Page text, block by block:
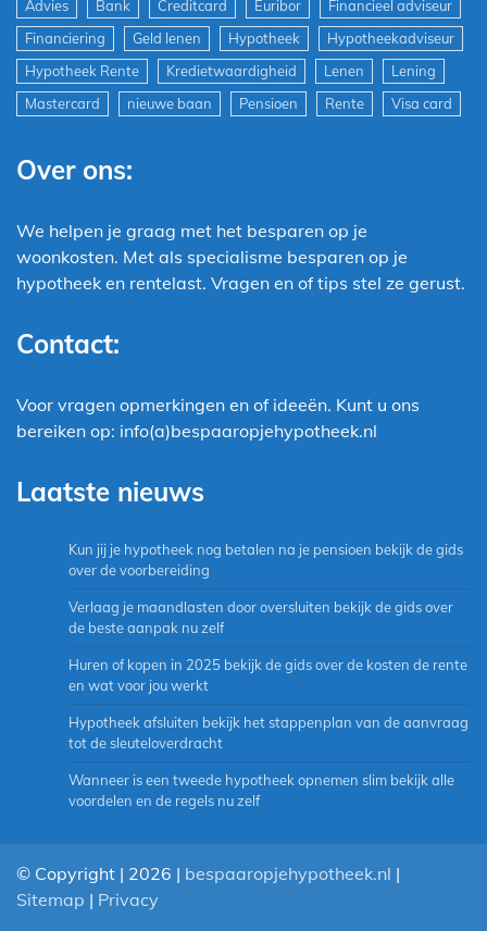
Advies Bank Creditcard Euribor
Financieel adviseur
Financiering
Geld lenen Hypotheek
Hypotheekadviseur
Hypotheek Rente
Kredietwaardigheid Lenen
Lening
Mastercard
nieuwe baan Pensioen Rente Visa card
Over ons:
We helpen je graag met het besparen op je
woonkosten. Met als specialisme besparen op je
hypotheek en rentelast. Vragen en of tips stel ze gerust.
Contact:
Voor vragen opmerkingen en of ideeën. Kunt u ons
bereiken op: info(a)bespaaropjehypotheek.nl
Laatste nieuws
Kun jij je hypotheek nog betalen na je pensioen bekijk de gids
over de voorbereiding
Verlaag je maandlasten door oversluiten bekijk de gids over
de beste aanpak nu zelf
Huren of kopen in 2025 bekijk de gids over de kosten de rente
en wat voor jou werkt
Hypotheek afsluiten bekijk het stappenplan van de aanvraag
tot de sleuteloverdracht
Wanneer is een tweede hypotheek opnemen slim bekijk alle
voordelen en de regels nu zelf
© Copyright | 2026 | bespaaropjehypotheek.nl |
Sitemap | Privacy